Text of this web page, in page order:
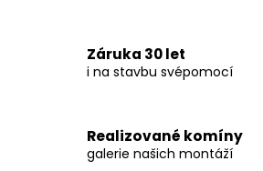
Záruka 30 let
i na stavbu svépomocí
Realizované komíny
galerie našich montáží